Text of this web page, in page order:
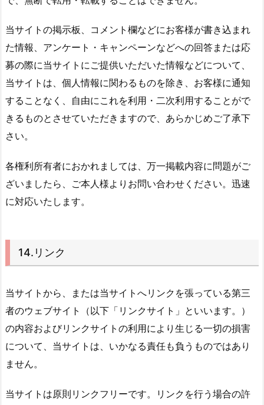
当サイトの掲示板、コメント欄などにお客様が書き込まれ
た情報、アンケート・キャンペーンなどへの回答または応
募の際に当サイトにご提供いただいた情報などについて、
当サイトは、個人情報に関わるものを除き、お客様に通知
することなく、自由にこれを利用・二次利用することがで
きるものとさせていただきますので、あらかじめご了承下
さい。
各権利所有者におかれましては、万一掲載内容に問題がご
ざいましたら、ご本人様よりお問い合わせください。迅速
に対応いたします。
14.リンク
当サイトから、または当サイトへリンクを張っている第三
者のウェブサイト（以下「リンクサイト」といいます。）
の内容およびリンクサイトの利用により生じる一切の損害
について、当サイトは、いかなる責任も負うものではあり
ません。
当サイトは原則リンクフリーです。リンクを行う場合の許